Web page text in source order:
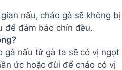
nấu, cháo gà sẽ không bị
để đảm bảo chín đều.
gà nấu từ gà ta sẽ có vị ngọt
ức hoặc đùi để cháo có vị